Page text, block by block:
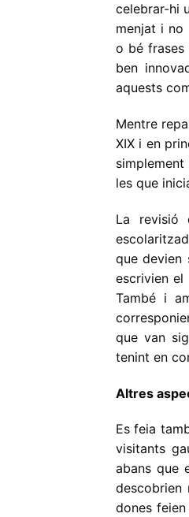
celebrar-hi
menjat i no
o bé frases
ben
aquests
Mentre
XIX i en
les que
La revisió
que devien
escrivien el
També i
que van
tenint en
Altres
Es feia
visitants
abans que
descobrien
dones